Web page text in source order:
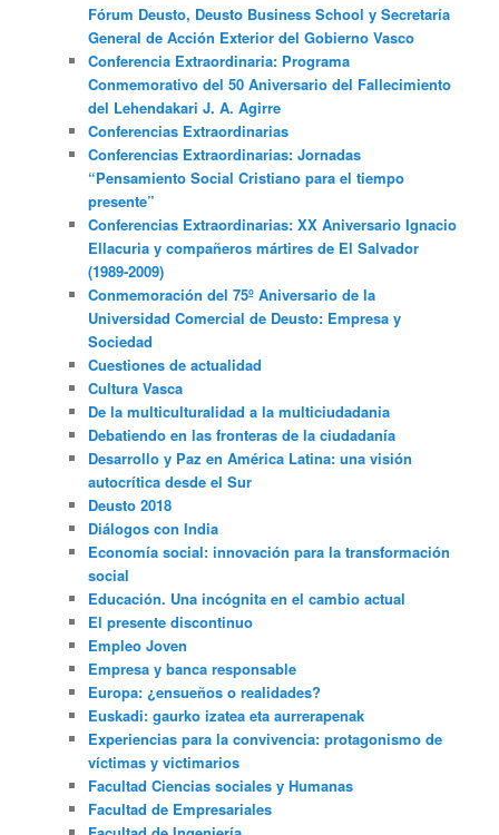
Fórum Deusto, Deusto Business School y Secretaría
General de Acción Exterior del Gobierno Vasco
Conferencia Extraordinaria: Programa
Conmemorativo del 50 Aniversario del Fallecimiento
del Lehendakari J. A. Agirre
Conferencias Extraordinarias
Conferencias Extraordinarias: Jornadas
“Pensamiento Social Cristiano para el tiempo
presente”
Conferencias Extraordinarias: XX Aniversario Ignacio
Ellacuria y compañeros mártires de El Salvador
(1989-2009)
Conmemoración del 75º Aniversario de la
Universidad Comercial de Deusto: Empresa y
Sociedad
Cuestiones de actualidad
Cultura Vasca
De la multiculturalidad a la multiciudadania
Debatiendo en las fronteras de la ciudadanía
Desarrollo y Paz en América Latina: una visión
autocrítica desde el Sur
Deusto 2018
Diálogos con India
Economía social: innovación para la transformación
social
Educación. Una incógnita en el cambio actual
El presente discontinuo
Empleo Joven
Empresa y banca responsable
Europa: ¿ensueños o realidades?
Euskadi: gaurko izatea eta aurrerapenak
Experiencias para la convivencia: protagonismo de
víctimas y victimarios
Facultad Ciencias sociales y Humanas
Facultad de Empresariales